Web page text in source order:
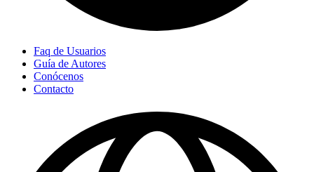
Faq de Usuarios
Guía de Autores
Conócenos
Contacto